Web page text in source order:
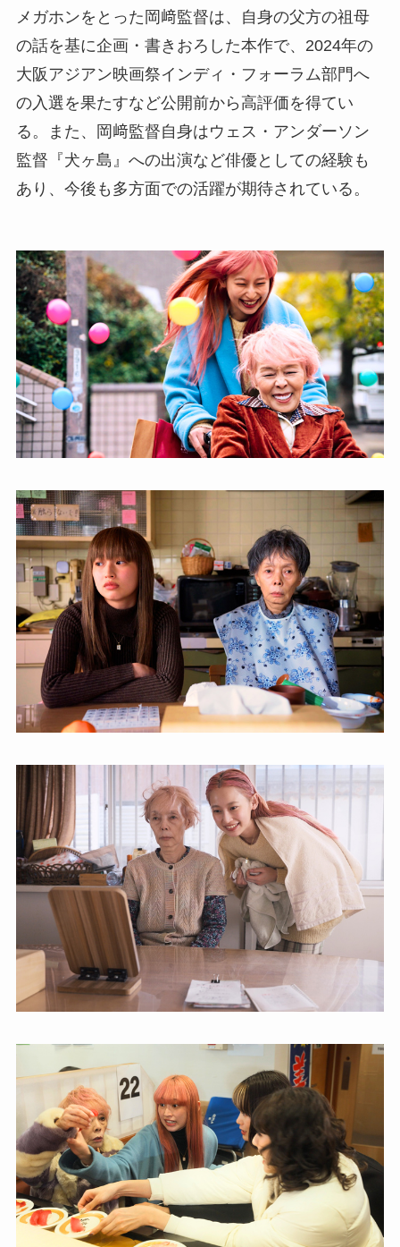
メガホンをとった岡﨑監督は、自身の父方の祖母
の話を基に企画・書きおろした本作で、2024年の
大阪アジアン映画祭インディ・フォーラム部門へ
の入選を果たすなど公開前から高評価を得てい
る。また、岡﨑監督自身はウェス・アンダーソン
監督『犬ヶ島』への出演など俳優としての経験も
あり、今後も多方面での活躍が期待されている。